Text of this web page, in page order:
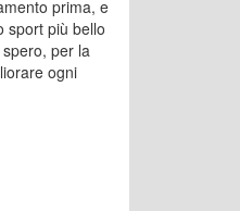
prima, e
sport più bello
per la
ogni